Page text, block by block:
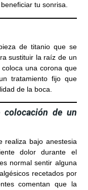
tu sonrisa.
de titanio que se
sustituir la raíz de un
una corona que
tratamiento fijo que
de la boca.
colocación de un
realiza bajo anestesia
dolor durante el
normal sentir alguna
recetados por
comentan que la